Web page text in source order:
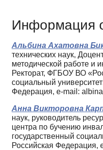
Информация
Альбина Ахатовна
технических наук,
методической работе и
Ректорат, ФГБОУ ВО
социальный
Федерация, e-mail:
Анна Викторовна
наук, руководитель
центра по бучению
государственный
Российская Федерация,